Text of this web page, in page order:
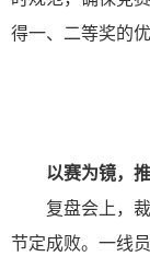
得一、二等奖的优
以赛为镜，推
复盘会上，裁
节定成败。一线